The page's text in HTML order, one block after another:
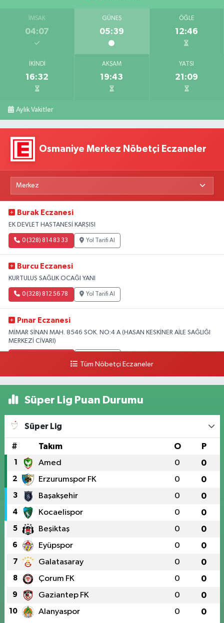
İMSAK
04:07
GÜNEŞ
05:39
ÖĞLE
12:46
İKINDI
16:32
AKŞAM
19:43
YATSI
21:09
Aylık Vakitler
Osmaniye Merkez Nöbetçi Eczaneler
Burak Eczanesi
EK DEVLET HASTANESİ KARŞISI
0 (328) 814 83 33 Yol Tarifi Al
Burcu Eczanesi
KURTULUŞ SAĞLIK OCAĞI YANI
0 (328) 812 56 78 Yol Tarifi Al
Pınar Eczanesi
MİMAR SİNAN MAH. 8546 SOK. NO:4 A (HASAN KESKİNER AİLE SAĞLIĞI
MERKEZİ CİVARI)
Tüm Nöbetçi Eczaneler
Süper Lig Puan Durumu
Süper Lig
# Takım O P
1 Amed 0 0
2 Erzurumspor FK 0 0
3 Başakşehir 0 0
4 Kocaelispor 0 0
5 Beşiktaş 0 0
6 Eyüpspor 0 0
7 Galatasaray 0 0
8 Çorum FK 0 0
9 Gaziantep FK 0 0
10 Alanyaspor 0 0